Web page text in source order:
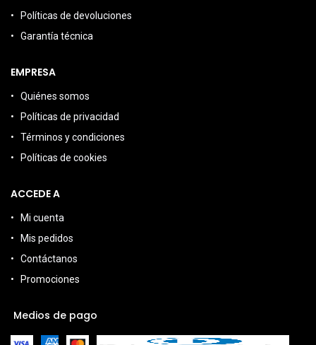
Políticas de devoluciones
Garantía técnica
EMPRESA
Quiénes somos
Políticas de privacidad
Términos y condiciones
Políticas de cookies
ACCEDE A
Mi cuenta
Mis pedidos
Contáctanos
Promociones
Medios de pago